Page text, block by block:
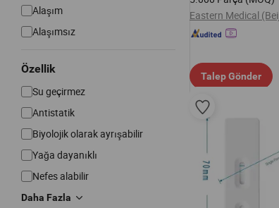
Alaşım
Alaşımsız
Özellik
Su geçirmez
Antistatik
Biyolojik olarak ayrışabilir
Yağa dayanıklı
Nefes alabilir
Daha Fazla
Talep Gönder